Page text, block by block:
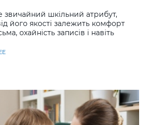
звичайний шкільний атрибут,
його якості залежить комфорт
охайність записів і навіть